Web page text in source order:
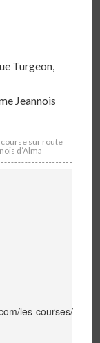
Turgeon,
Jeannois
sur route
d’Alma
les-courses/